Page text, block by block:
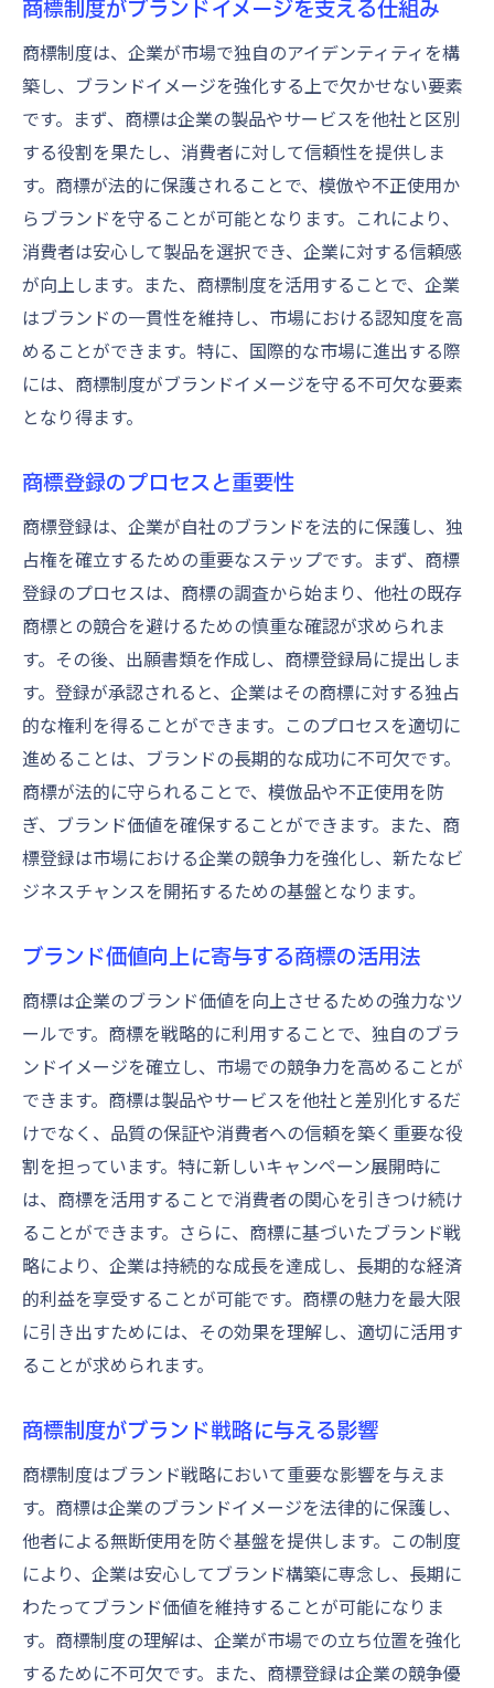
商標制度がブランドイメージを支える仕組み
商標制度は、企業が市場で独自のアイデンティティを構
築し、ブランドイメージを強化する上で欠かせない要素
です。まず、商標は企業の製品やサービスを他社と区別
する役割を果たし、消費者に対して信頼性を提供しま
す。商標が法的に保護されることで、模倣や不正使用か
らブランドを守ることが可能となります。これにより、
消費者は安心して製品を選択でき、企業に対する信頼感
が向上します。また、商標制度を活用することで、企業
はブランドの一貫性を維持し、市場における認知度を高
めることができます。特に、国際的な市場に進出する際
には、商標制度がブランドイメージを守る不可欠な要素
となり得ます。
商標登録のプロセスと重要性
商標登録は、企業が自社のブランドを法的に保護し、独
占権を確立するための重要なステップです。まず、商標
登録のプロセスは、商標の調査から始まり、他社の既存
商標との競合を避けるための慎重な確認が求められま
す。その後、出願書類を作成し、商標登録局に提出しま
す。登録が承認されると、企業はその商標に対する独占
的な権利を得ることができます。このプロセスを適切に
進めることは、ブランドの長期的な成功に不可欠です。
商標が法的に守られることで、模倣品や不正使用を防
ぎ、ブランド価値を確保することができます。また、商
標登録は市場における企業の競争力を強化し、新たなビ
ジネスチャンスを開拓するための基盤となります。
ブランド価値向上に寄与する商標の活用法
商標は企業のブランド価値を向上させるための強力なツ
ールです。商標を戦略的に利用することで、独自のブラ
ンドイメージを確立し、市場での競争力を高めることが
できます。商標は製品やサービスを他社と差別化するだ
けでなく、品質の保証や消費者への信頼を築く重要な役
割を担っています。特に新しいキャンペーン展開時に
は、商標を活用することで消費者の関心を引きつけ続け
ることができます。さらに、商標に基づいたブランド戦
略により、企業は持続的な成長を達成し、長期的な経済
的利益を享受することが可能です。商標の魅力を最大限
に引き出すためには、その効果を理解し、適切に活用す
ることが求められます。
商標制度がブランド戦略に与える影響
商標制度はブランド戦略において重要な影響を与えま
す。商標は企業のブランドイメージを法律的に保護し、
他者による無断使用を防ぐ基盤を提供します。この制度
により、企業は安心してブランド構築に専念し、長期に
わたってブランド価値を維持することが可能になりま
す。商標制度の理解は、企業が市場での立ち位置を強化
するために不可欠です。また、商標登録は企業の競争優